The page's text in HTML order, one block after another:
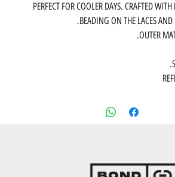
PERFECT FOR COOLER DAYS. CRAFTED
BEADING ON THE LACES AND
OUTER